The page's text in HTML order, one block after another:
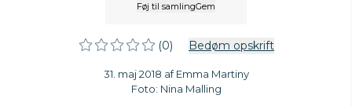
Føj til samlingGem
(0) Bedøm opskrift
31. maj 2018 af Emma Martiny
Foto: Nina Malling